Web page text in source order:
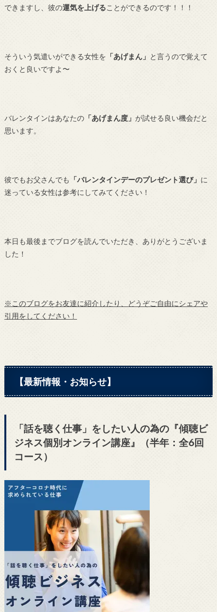
できますし、彼の運気を上げることができるのです！！！
そういう気遣いができる女性を 「あげまん」 と言うので覚えて
おくと良いですよ〜
バレンタインはあなたの「あげまん度」 が試せる良い機会だと
思います。
彼でもお父さんでも 「バレンタインデーのプレゼント選び」 に
迷っている女性は参考にしてみてください！
本日も最後までブログを読んでいただき、ありがとうございま
した！
※このブログをお友達に紹介したり、どうぞご自由にシェアや
引用をしてください！
【最新情報・お知らせ】
「話を聴く仕事」をしたい人の為の『傾聴ビ
ジネス個別オンライン講座』（半年：全6回
コース）